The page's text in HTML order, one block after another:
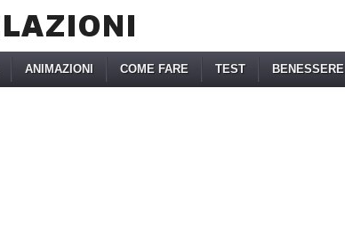
ANIMAZIONI COME FARE TEST BENESSERE